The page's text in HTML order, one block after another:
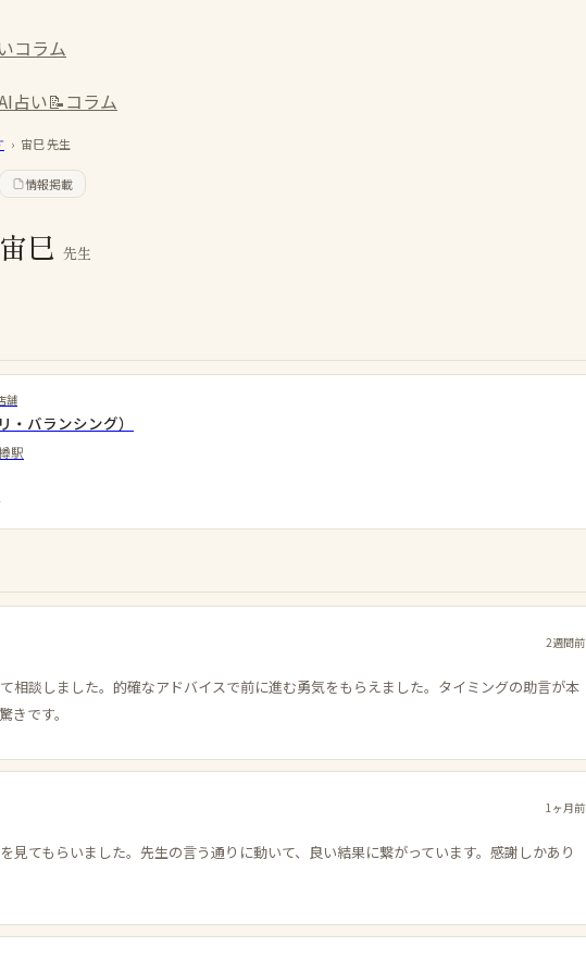
コラム
占い📝コラム
› 宙巳先生
情報掲載
宙巳 先生
舗
バランシング）
駅
2週間前
相談しました。的確なアドバイスで前に進む勇気をもらえました。タイミングの助言が本
きです。
1ヶ月前
見てもらいました。先生の言う通りに動いて、良い結果に繋がっています。感謝しかあり